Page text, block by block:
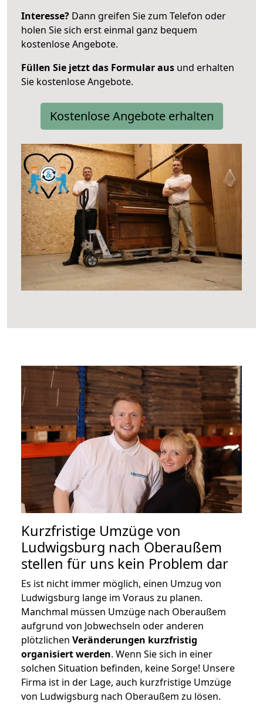
Interesse? Dann greifen Sie zum Telefon oder
holen Sie sich erst einmal ganz bequem
kostenlose Angebote.
Füllen Sie jetzt das Formular aus und erhalten
Sie kostenlose Angebote.
Kostenlose Angebote erhalten
Kurzfristige Umzüge von
Ludwigsburg nach Oberaußem
stellen für uns kein Problem dar
Es ist nicht immer möglich, einen Umzug von
Ludwigsburg lange im Voraus zu planen.
Manchmal müssen Umzüge nach Oberaußem
aufgrund von Jobwechseln oder anderen
plötzlichen Veränderungen kurzfristig
organisiert werden. Wenn Sie sich in einer
solchen Situation befinden, keine Sorge! Unsere
Firma ist in der Lage, auch kurzfristige Umzüge
von Ludwigsburg nach Oberaußem zu lösen.